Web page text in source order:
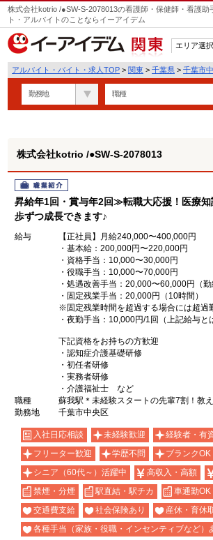
株式会社kotrio /●SW-S-2078013の看護師・保健師・看護
ト・アルバイトのことならイーアイデム
関東
エリア選択
アルバイト・バイト・求人TOP > 関東 > 千葉県 > 千葉市
勤務地 職種
株式会社kotrio /●SW-S-2078013
職業紹介
昇給年1回・賞与年2回≫転職大応援！医療
歩ずつ成長できます♪
給与
【正社員】月給240,000〜400,000円
・基本給：200,000円〜220,000円
・資格手当：10,000〜30,000円
・役職手当：10,000〜70,000円
・処遇改善手当：20,000〜60,000円（
・固定残業手当：20,000円（10時間）
※固定残業時間を超過する場合には超過
・夜勤手当：10,000円/1回（上記給与と
下記資格をお持ちの方歓迎
・認知症介護基礎研修
・初任者研修
・実務者研修
・介護福祉士 など
職種
蘇我駅＊未経験スタートの先輩7割！教
勤務地
千葉市中央区
入社日応相談 未経験歓迎 経験者・有
フリーター歓迎
学歴不問 ブランクOK
シニア（60代～）活躍中
高収入・高額
禁煙・分煙
駅直結・駅チカ 車通勤OK
交通費支給
社会保険あり 産休・育休
各種手当（家族・役職・インセンティブなど）